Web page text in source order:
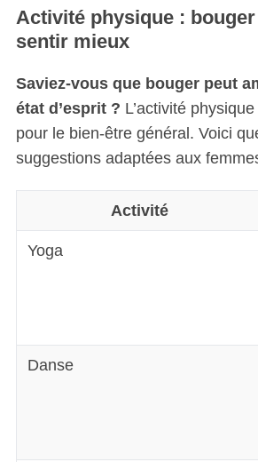
Activité physique :
sentir mieux
Saviez-vous que bouger peut
état d’esprit ? L’activité
pour le bien-être général. Voici
suggestions adaptées aux
Activité
Yoga
Danse